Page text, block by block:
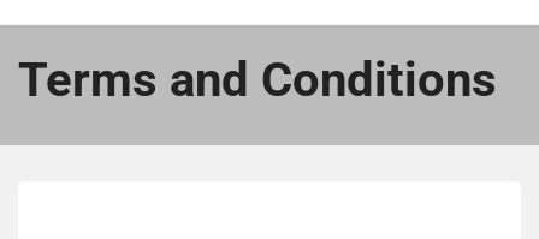
Terms and Conditions